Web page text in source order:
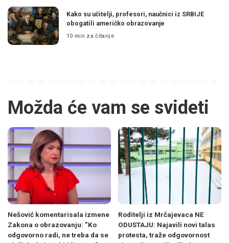
Kako su učitelji, profesori, naučnici iz SRBIJE
obogatili američko obrazovanje
10 min za čitanje
Možda će vam se svideti
Nešović komentarisala izmene
Zakona o obrazovanju: ”Ko
odgovorno radi, ne treba da se
Roditelji iz Mrčajevaca NE
ODUSTAJU: Najavili novi talas
protesta, traže odgovornost